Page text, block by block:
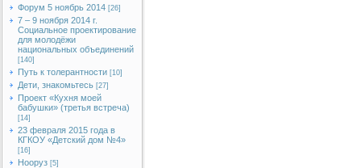
Форум 5 ноябрь 2014 [26]
7 – 9 ноября 2014 г.
Социальное проектирование
для молодёжи
национальных объединений
[140]
Путь к толерантности [10]
Дети, знакомьтесь [27]
Проект «Кухня моей
бабушки» (третья встреча)
[14]
23 февраля 2015 года в
КГКОУ «Детский дом №4»
[16]
Нооруз [5]